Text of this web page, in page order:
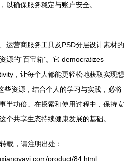
以确保服务稳定与账户安全。
运营商服务工具及PSD分层设计素材的
源的“百宝箱”。它 democratizes
，让每个人都能更轻松地获取实现想
些资源，结合个人的学习与实践，必将
半功倍。在探索和使用过程中，保持安
个共享生态持续健康发展的基础。
载，请注明出处：
product/84.html